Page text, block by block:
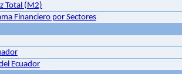
Total (M2)
Financiero por Sectores
Ecuador